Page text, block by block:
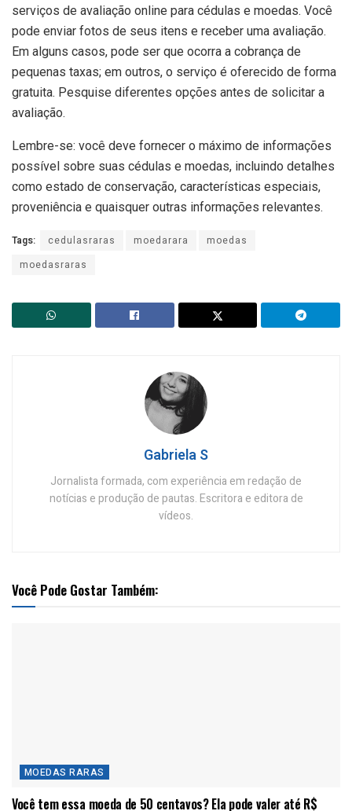
serviços de avaliação online para cédulas e moedas. Você
pode enviar fotos de seus itens e receber uma avaliação.
Em alguns casos, pode ser que ocorra a cobrança de
pequenas taxas; em outros, o serviço é oferecido de forma
gratuita. Pesquise diferentes opções antes de solicitar a
avaliação.
Lembre-se: você deve fornecer o máximo de informações
possível sobre suas cédulas e moedas, incluindo detalhes
como estado de conservação, características especiais,
proveniência e quaisquer outras informações relevantes.
Tags: cedulasraras moedarara
moedas
moedasraras
Gabriela S
Jornalista formada, com experiência em redação de
notícias e produção de pautas. Escritora e editora de
vídeos.
Você Pode Gostar Também:
MOEDAS RARAS
Você tem essa moeda de 50 centavos? Ela pode valer até R$